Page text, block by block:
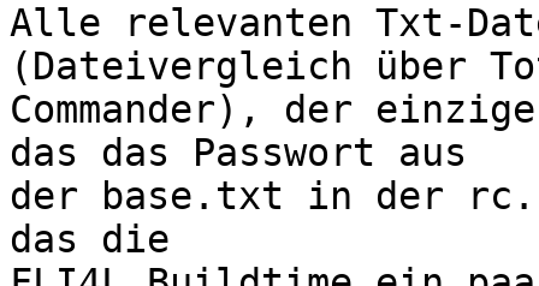
Alle relevanten Txt-
(Dateivergleich über
Commander), der
das das Passwort aus
der base.txt in der
das die